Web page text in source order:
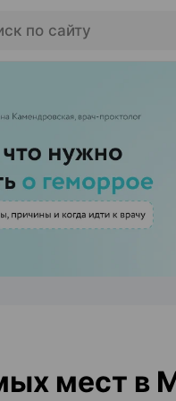
по сайту
ЭФФЕКТИВНАЯ
мест в